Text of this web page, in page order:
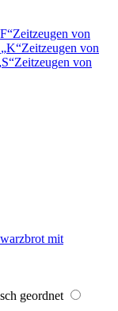
F Zeitzeugen von
K Zeitzeugen von
S Zeitzeugen von
mit
geordnet